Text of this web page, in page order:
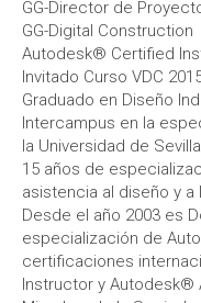
GG-Director de
GG-Digital Construction
Autodesk® Certified
Invitado Curso VDC
Graduado en Diseño
Intercampus en la
la Universidad de
15 años de
asistencia al diseño y
Desde el año 2003 es
especialización de
certificaciones
Instructor y Autodesk®